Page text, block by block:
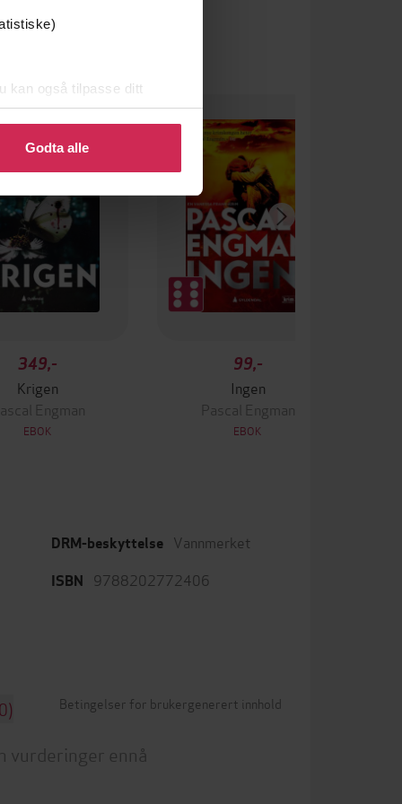
kan også tilpasse ditt
eller endre ditt samtykke.
Godta alle
349,-
Krigen
Engman
EBOK
99,-
Ingen
Pascal Engman
EBOK
DRM-beskyttelse Vannmerket
ISBN 9788202772406
Betingelser for brukergenerert innhold
vurderinger ennå